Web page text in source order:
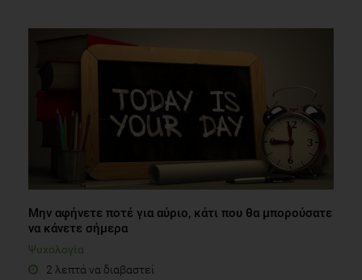
Μην αφήνετε ποτέ για αύριο, κάτι που θα μπορούσατε
να κάνετε σήμερα
Ψυχολογία
2 λεπτά να διαβαστεί